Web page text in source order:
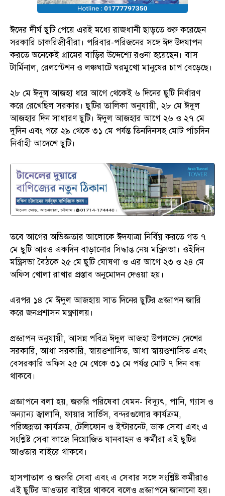
ঈদের দীর্ঘ ছুটি পেয়ে এরই মধ্যে রাজধানী ছাড়তে শুরু করেছেন
সরকারি চাকরিজীবীরা। পরিবার-পরিজনের সঙ্গে ঈদ উদযাপন
করতে অনেকেই গ্রামের বাড়ির উদ্দেশ্যে রওনা হয়েছেন। বাস
টার্মিনাল, রেলস্টেশন ও লঞ্চঘাটে ঘরমুখো মানুষের চাপ বেড়েছে।
২৮ মে ঈদুল আজহা ধরে আগে থেকেই ৬ দিনের ছুটি নির্ধারণ
করে রেখেছিল সরকার। ছুটির তালিকা অনুযায়ী, ২৮ মে ঈদুল
আজহার দিন সাধারণ ছুটি। ঈদুল আজহার আগে ২৬ ও ২৭ মে
দুদিন এবং পরে ২৯ থেকে ৩১ মে পর্যন্ত তিনদিনসহ মোট পাঁচদিন
নির্বাহী আদেশে ছুটি।
তবে আগের অভিজ্ঞতার আলোকে ঈদযাত্রা নির্বিঘ্ন করতে গত ৭
মে ছুটি আরও একদিন বাড়ানোর সিদ্ধান্ত নেয় মন্ত্রিসভা। ওইদিন
মন্ত্রিসভা বৈঠকে ২৫ মে ছুটি ঘোষণা ও এর আগে ২৩ ও ২৪ মে
অফিস খোলা রাখার প্রস্তাব অনুমোদন দেওয়া হয়।
এরপর ১৪ মে ঈদুল আজহায় সাত দিনের ছুটির প্রজ্ঞাপন জারি
করে জনপ্রশাসন মন্ত্রণালয়।
প্রজ্ঞাপন অনুযায়ী, আসন্ন পবিত্র ঈদুল আজহা উপলক্ষ্যে দেশের
সরকারি, আধা সরকারি, স্বায়ত্তশাসিত, আধা স্বায়ত্তশাসিত এবং
বেসরকারি অফিস ২৫ মে থেকে ৩১ মে পর্যন্ত মোট ৭ দিন বন্ধ
থাকবে।
প্রজ্ঞাপনে বলা হয়, জরুরি পরিষেবা যেমন- বিদ্যুৎ, পানি, গ্যাস ও
অন্যান্য জ্বালানি, ফায়ার সার্ভিস, বন্দরগুলোর কার্যক্রম,
পরিচ্ছন্নতা কার্যক্রম, টেলিফোন ও ইন্টারনেট, ডাক সেবা এবং এ
সংশ্লিষ্ট সেবা কাজে নিয়োজিত যানবাহন ও কর্মীরা এই ছুটির
আওতার বাইরে থাকবে।
হাসপাতাল ও জরুরি সেবা এবং এ সেবার সঙ্গে সংশ্লিষ্ট কর্মীরাও
এই ছুটির আওতার বাইরে থাকবে বলেও প্রজ্ঞাপনে জানানো হয়।